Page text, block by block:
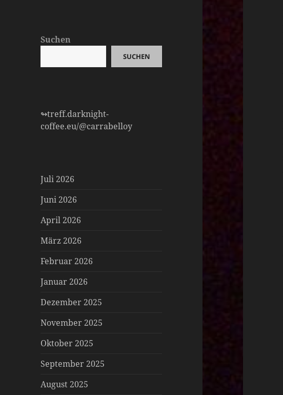
Suchen
SUCHEN
↬treff.darknight-
coffee.eu/@carrabelloy
Juli 2026
Juni 2026
April 2026
März 2026
Februar 2026
Januar 2026
Dezember 2025
November 2025
Oktober 2025
September 2025
August 2025